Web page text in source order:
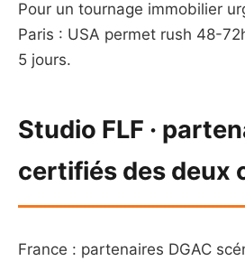
Pour un tournage immobilier
Paris : USA permet rush 48-
5 jours.
Studio FLF ·
certifiés des deux
France : partenaires DGAC